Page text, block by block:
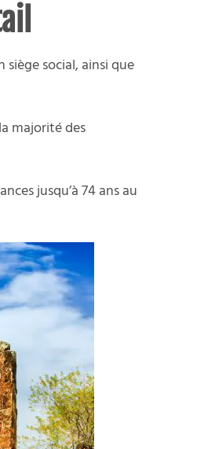
social, ainsi que
majorité des
jusqu’à 74 ans au